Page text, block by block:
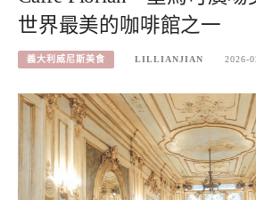
世界最美的咖啡館之一
義大利威尼斯美食 LILLIANJIAN 2026-